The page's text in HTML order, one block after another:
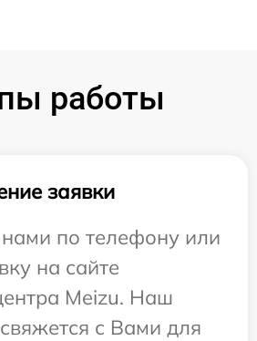
работы
заявки
по телефону или
на сайте
Meizu. Наш
с Вами для